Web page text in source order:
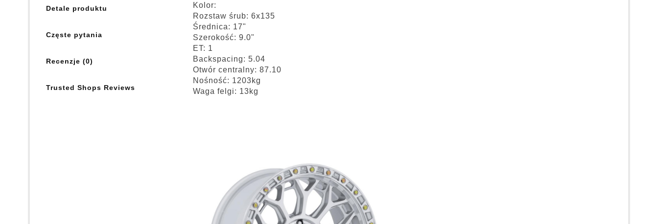
Detale produktu
Częste pytania
Recenzje (0)
Trusted Shops Reviews
Kolor:
Rozstaw śrub: 6x135
Średnica: 17"
Szerokość: 9.0"
ET: 1
Backspacing: 5.04
Otwór centralny: 87.10
Nośność: 1203kg
Waga felgi: 13kg